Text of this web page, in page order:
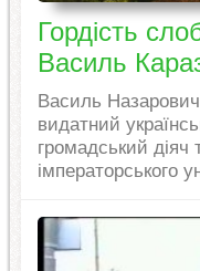
Гордість
Василь
Василь
видатний
громадський діяч
імператорського